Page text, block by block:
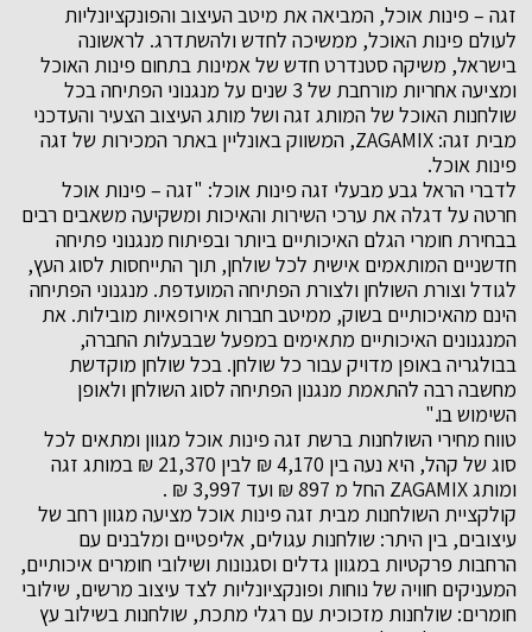
זגה – פינות אוכל, המביאה את מיטב העיצוב והפונקציונליות
לעולם פינות האוכל, ממשיכה לחדש ולהשתדרג. לראשונה
בישראל, משיקה סטנדרט חדש של אמינות בתחום פינות האוכל
ומציעה אחריות מורחבת של 3 שנים על מנגנוני הפתיחה בכל
שולחנות האוכל של המותג זגה ושל מותג העיצוב הצעיר והעדכני
מבית זגה: ZAGAMIX, המשווק באונליין באתר המכירות של זגה
פינות אוכל.
לדברי הראל גבע מבעלי זגה פינות אוכל: "זגה – פינות אוכל
חרטה על דגלה את ערכי השירות והאיכות ומשקיעה משאבים רבים
בבחירת חומרי הגלם האיכותיים ביותר ובפיתוח מנגנוני פתיחה
חדשניים המותאמים אישית לכל שולחן, תוך התייחסות לסוג העץ,
לגודל וצורת השולחן ולצורת הפתיחה המועדפת. מנגנוני הפתיחה
הינם מהאיכותיים בשוק, ממיטב חברות אירופאיות מובילות. את
המנגנונים האיכותיים מתאימים במפעל שבבעלות החברה,
בבולגריה באופן מדויק עבור כל שולחן. בכל שולחן מוקדשת
מחשבה רבה להתאמת מנגנון הפתיחה לסוג השולחן ולאופן
השימוש בו."
טווח מחירי השולחנות ברשת זגה פינות אוכל מגוון ומתאים לכל
סוג של קהל, היא נעה בין 4,170 ₪ לבין 21,370 ₪ במותג זגה
ומותג ZAGAMIX החל מ 897 ₪ ועד 3,997 ₪ .
קולקציית השולחנות מבית זגה פינות אוכל מציעה מגוון רחב של
עיצובים, בין היתר: שולחנות עגולים, אליפטיים ומלבנים עם
הרחבות פרקטיות במגוון גדלים וסגנונות ושילובי חומרים איכותיים,
המעניקים חוויה של נוחות ופונקציונליות לצד עיצוב מרשים, שילובי
חומרים: שולחנות מזכוכית עם רגלי מתכת, שולחנות בשילוב עץ